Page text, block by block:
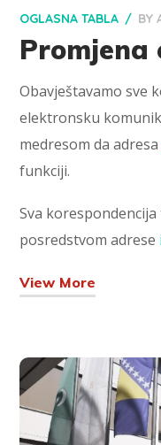
OGLASNA TABLA BY
Promjena
Obavještavamo sve
elektronsku
medresom da adresa
funkciji.
Sva
posredstvom adrese
View More